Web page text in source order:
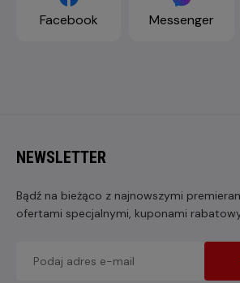
Facebook Messenger
NEWSLETTER
Bądź na bieżąco z najnowszymi
ofertami specjalnymi, kuponami